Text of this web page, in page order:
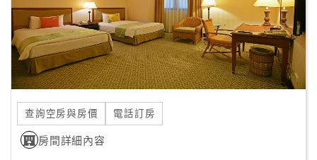
卡
訂
房
請
款
收
據
查詢空房與房價 電話訂房
房間詳細內容